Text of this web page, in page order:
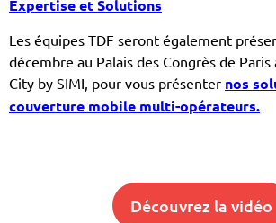
Expertise et Solutions
Les équipes TDF seront également
décembre au Palais des Congrès de Paris
City by SIMI, pour vous présenter nos
couverture mobile multi-opérateurs.
Découvrez la vidéo